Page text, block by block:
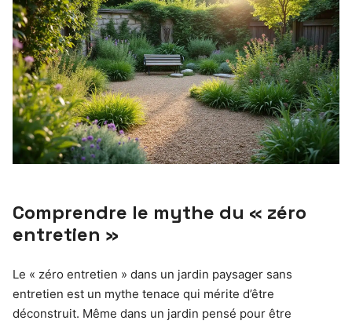
Comprendre le mythe du « zéro
entretien »
Le « zéro entretien » dans un jardin paysager sans
entretien est un mythe tenace qui mérite d’être
déconstruit. Même dans un jardin pensé pour être